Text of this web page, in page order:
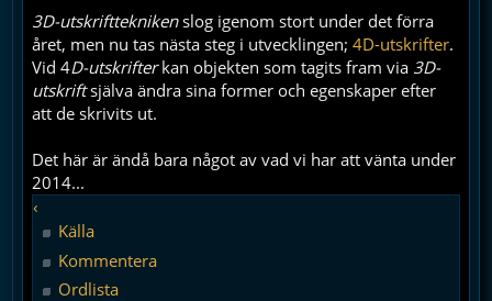
3D-utskriftteknikenslog igenom stort under det förra
året, men nu tas nästa steg i utvecklingen;4D-utskrifter.
Vid 4D-utskrifterkan objekten som tagits fram via 3D-
utskriftsjälva ändra sina former och egenskaper efter
att de skrivits ut.
Det här är ändå bara något av vad vi har att vänta under
2014...
‹
Källa
Kommentera
Ordlista